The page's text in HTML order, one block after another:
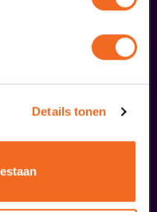
Details tonen
ook...
Holland's Got Talent